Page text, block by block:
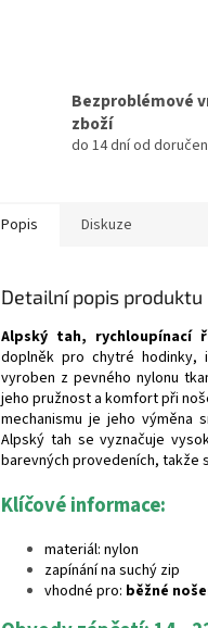
Bezproblémové
zboží
do 14 dní od
Popis Diskuze
Detailní popis produktu
Alpský tah, rychloupínací
doplněk pro chytré hodinky,
vyroben z pevného nylonu
jeho pružnost a komfort při
mechanismu je jeho výměna
Alpský tah se vyznačuje
barevných provedeních, takže
Klíčové informace:
materiál: nylon
zapínání na suchý zip
vhodné pro: běžné